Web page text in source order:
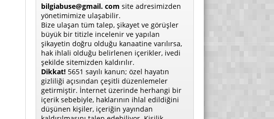
bilgiabuse@gmail. com site adresimizden
yönetimimize ulaşabilir.
Bize ulaşan tüm talep, şikayet ve görüşler
büyük bir titizle incelenir ve yapılan
şikayetin doğru olduğu kanaatine varılırsa,
hak ihlali olduğu belirlenen içerikler, ivedi
şekilde sitemizden kaldırılır.
Dikkat! 5651 sayılı kanun; özel hayatın
gizliliği açısından çeşitli düzenlemeler
getirmiştir. İnternet üzerinde herhangi bir
içerik sebebiyle, haklarının ihlal edildiğini
düşünen kişiler, içeriğin yayından